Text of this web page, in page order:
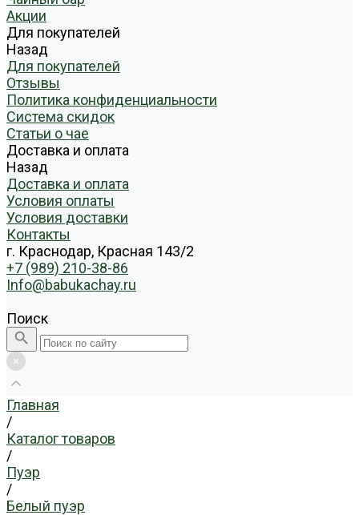
Акции
Для покупателей
Назад
Для покупателей
Отзывы
Политика конфиденциальности
Система скидок
Статьи о чае
Доставка и оплата
Назад
Доставка и оплата
Условия оплаты
Условия доставки
Контакты
г. Краснодар, Красная 143/2
+7 (989) 210-38-86
Info@babukachay.ru
Поиск
Главная
/
Каталог товаров
/
Пуэр
/
Белый пуэр